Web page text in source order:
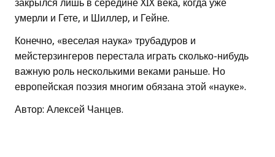
закрылся лишь в середине XIX века, когда уже
умерли и Гете, и Шиллер, и Гейне.
Конечно, «веселая наука» трубадуров и
мейстерзингеров перестала играть сколько-нибудь
важную роль несколькими веками раньше. Но
европейская поэзия многим обязана этой «науке».
Автор: Алексей Чанцев.